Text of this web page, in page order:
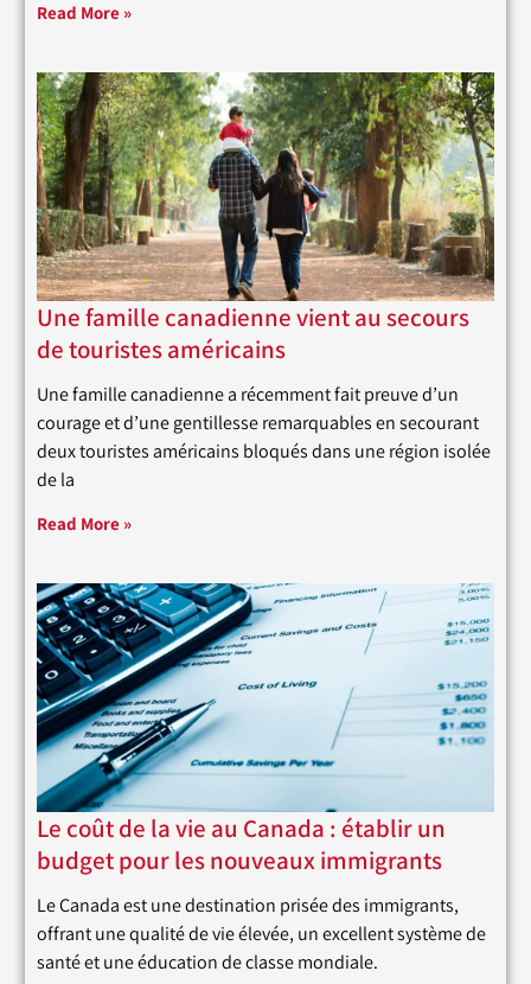
Read More »
Une famille canadienne vient au secours
de touristes américains
Une famille canadienne a récemment fait preuve d’un
courage et d’une gentillesse remarquables en secourant
deux touristes américains bloqués dans une région isolée
de la
Read More »
Le coût de la vie au Canada : établir un
budget pour les nouveaux immigrants
Le Canada est une destination prisée des immigrants,
offrant une qualité de vie élevée, un excellent système de
santé et une éducation de classe mondiale.